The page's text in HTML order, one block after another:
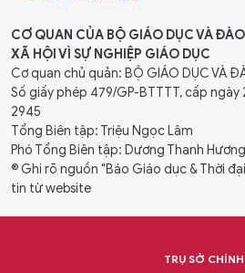
CƠ QUAN CỦA BỘ GIÁO DỤC VÀ
XÃ HỘI VÌ SỰ NGHIỆP GIÁO DỤC
Cơ quan chủ quản: BỘ GIÁO DỤC VÀ
Số giấy phép 479/GP-BTTTT, cấp ngày
2945
Tổng Biên tập: Triệu Ngọc Lâm
Phó Tổng Biên tập: Dương Thanh
® Ghi rõ nguồn "Báo Giáo dục & Thời
tin từ website
TRỤ SỞ CHÍNH